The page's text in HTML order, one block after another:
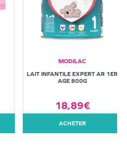
MODILAC
LAIT INFANTILE EXPERT AR 1ER
AGE 800G
18,89€
ACHETER